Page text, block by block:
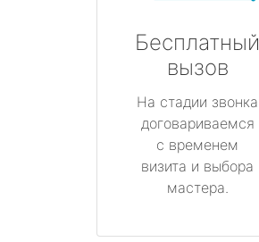
Бесплатный
вызов
На стадии звонка
договариваемся
с временем
визита и выбора
мастера.